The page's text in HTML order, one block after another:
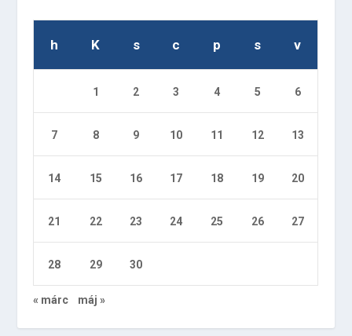
h K s c p s v
1 2 3 4 5 6
7 8 9 10 11 12 13
14 15 16 17 18 19 20
21 22 23 24 25 26 27
28 29 30
« márc máj »